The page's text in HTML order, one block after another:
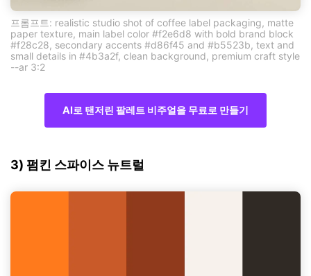
프롬프트: realistic studio shot of coffee label packaging, matte
paper texture, main label color #f2e6d8 with bold brand block
#f28c28, secondary accents #d86f45 and #b5523b, text and
small details in #4b3a2f, clean background, premium craft style
--ar 3:2
AI로 탠저린 팔레트 비주얼을 무료로 만들기
3) 펌킨 스파이스 뉴트럴